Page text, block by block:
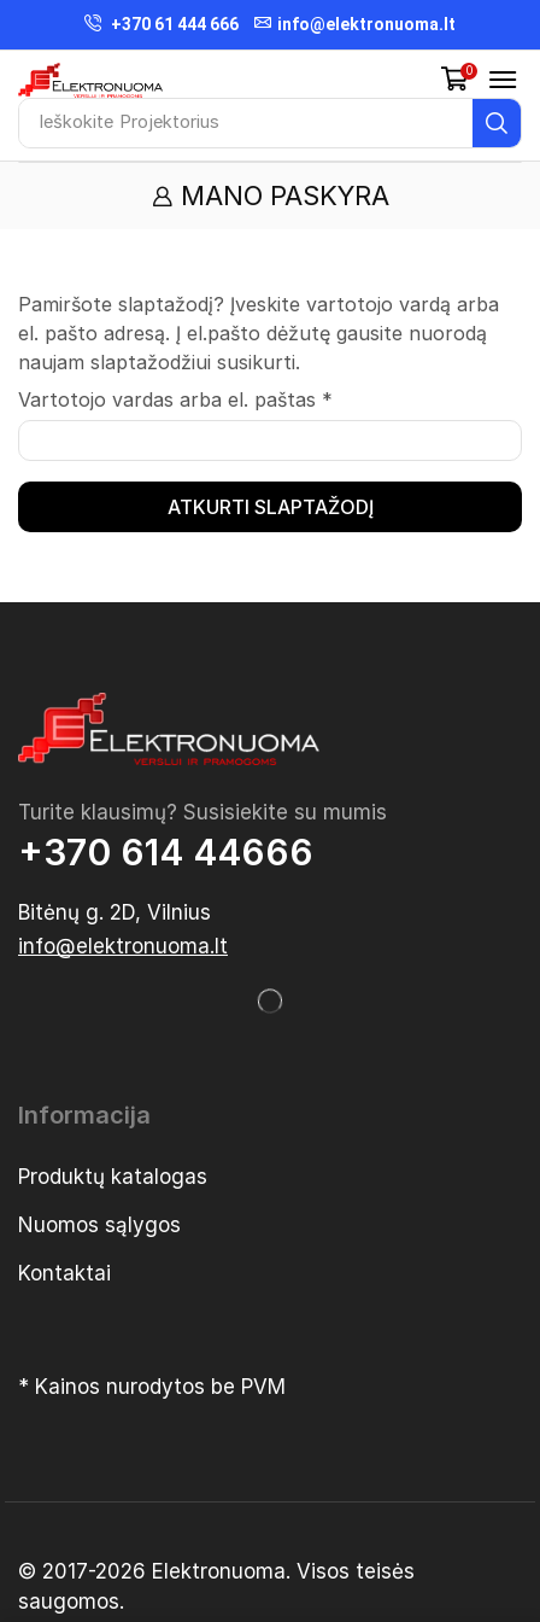
+370 61 444 666 info@elektronuoma.lt
Ieškokite Projektorius
0
MANO PASKYRA
Pamiršote slaptažodį? Įveskite vartotojo vardą arba
el. pašto adresą. Į el.pašto dėžutę gausite nuorodą
naujam slaptažodžiui susikurti.
Vartotojo vardas arba el. paštas *
ATKURTI SLAPTAŽODĮ
Turite klausimų? Susisiekite su mumis
+370 614 44666
Bitėnų g. 2D, Vilnius
info@elektronuoma.lt
Informacija
Produktų katalogas
Nuomos sąlygos
Kontaktai
* Kainos nurodytos be PVM
© 2017-2026 Elektronuoma. Visos teisės
saugomos.